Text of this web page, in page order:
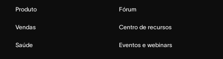
Produto
Vendas
Saúde
Fórum
Centro de recursos
Eventos e webinars